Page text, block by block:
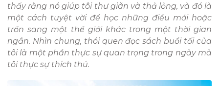
thấy rằng nó giúp tôi thư giãn và thả lỏng, và đó là
một cách tuyệt vời để học những điều mới hoặc
trốn sang một thế giới khác trong một thời gian
ngắn. Nhìn chung, thói quen đọc sách buổi tối của
tôi là một phần thực sự quan trọng trong ngày mà
tôi thực sự thích thú.